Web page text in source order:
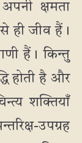
क्षमता
ही जीव हैं।
हैं। किन्तु
होती है और
शक्तियाँ
उपग्रह